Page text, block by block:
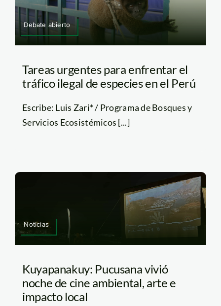
Debate abierto
Tareas urgentes para enfrentar el
tráfico ilegal de especies en el Perú
Escribe: Luis Zari* / Programa de Bosques y
Servicios Ecosistémicos [...]
Noticias
Kuyapanakuy: Pucusana vivió
noche de cine ambiental, arte e
impacto local